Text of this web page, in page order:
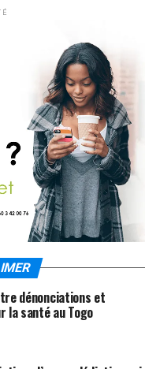
dénonciations et
la santé au Togo